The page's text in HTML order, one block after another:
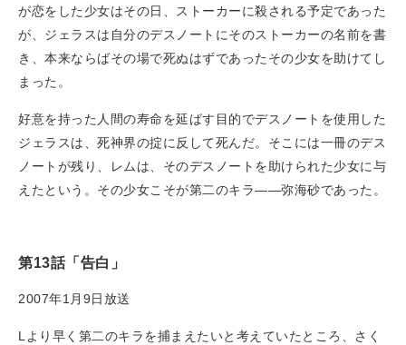
が恋をした少女はその日、ストーカーに殺される予定であった
が、ジェラスは自分のデスノートにそのストーカーの名前を書
き、本来ならばその場で死ぬはずであったその少女を助けてし
まった。
好意を持った人間の寿命を延ばす目的でデスノートを使用した
ジェラスは、死神界の掟に反して死んだ。そこには一冊のデス
ノートが残り、レムは、そのデスノートを助けられた少女に与
えたという。その少女こそが第二のキラ——弥海砂であった。
第13話「告白」
2007年1月9日放送
Lより早く第二のキラを捕まえたいと考えていたところ、さく